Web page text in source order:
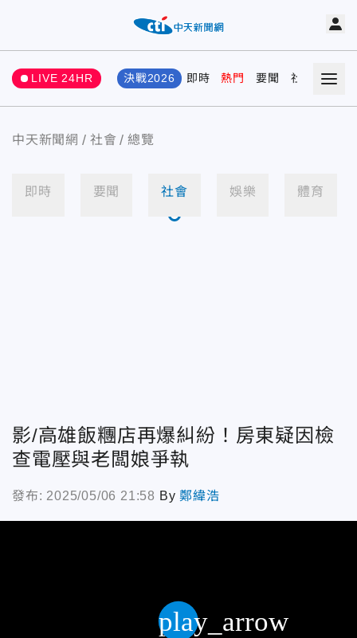
LIVE 24HR 決戰2026 即時 熱門 要聞 社會 娛樂
中天新聞網 社會 總覽
即時 要聞 社會 娛樂 體育
影/高雄飯糰店再爆糾紛！房東疑因檢
查電壓與老闆娘爭執
發布: 2025/05/06 21:58 By鄭緯浩
play_arrow